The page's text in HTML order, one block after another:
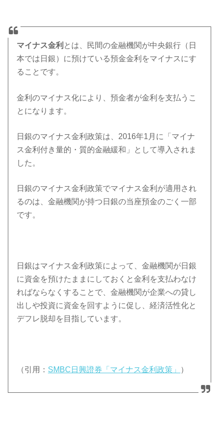
マイナス金利 とは、民間の金融機関が中央銀行（日
本では日銀）に預けている預金金利をマイナスにす
ることです。
金利のマイナス化により、預金者が金利を支払うこ
とになります。
日銀のマイナス金利政策は、2016年1月に「マイナ
ス金利付き量的・質的金融緩和」として導入されま
した。
日銀のマイナス金利政策でマイナス金利が適用され
るのは、金融機関が持つ日銀の当座預金のごく一部
です。
日銀はマイナス金利政策によって、金融機関が日銀
に資金を預けたままにしておくと金利を支払わなけ
ればならなくすることで、金融機関が企業への貸し
出しや投資に資金を回すように促し、経済活性化と
デフレ脱却を目指しています。
（引用： SMBC日興證券「マイナス金利政策」 ）